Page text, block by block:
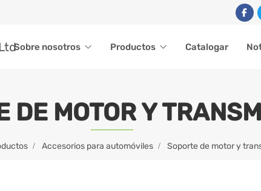
Sobre nosotros Productos Catalogar
DE MOTOR Y
Accesorios para automóviles Soporte de motor y